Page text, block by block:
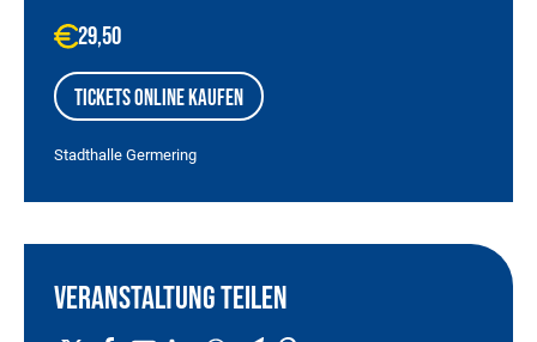
29,50
Tickets online kaufen
Stadthalle Germering
Veranstaltung teilen